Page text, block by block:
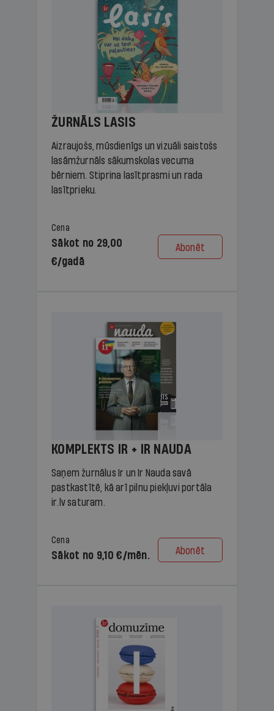
ŽURNĀLS LASIS
Aizraujošs, mūsdienīgs un vizuāli saistošs
lasāmžurnāls sākumskolas vecuma
bērniem. Stiprina lasītprasmi un rada
lasītprieku.
Cena
Sākot no 29,00
€/gadā
Abonēt
KOMPLEKTS IR + IR NAUDA
Saņem žurnālus Ir un Ir Nauda savā
pastkastītē, kā arī pilnu piekļuvi portāla
ir.lv saturam.
Cena
Sākot no 9,10 €/mēn. Abonēt